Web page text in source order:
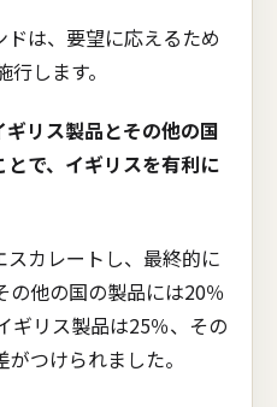
は、要望に応えるため
します。
ギリス製品とその他の国
で、イギリスを有利に
カレートし、最終的に
の他の国の製品には20％
ギリス製品は25％、その
つけられました。